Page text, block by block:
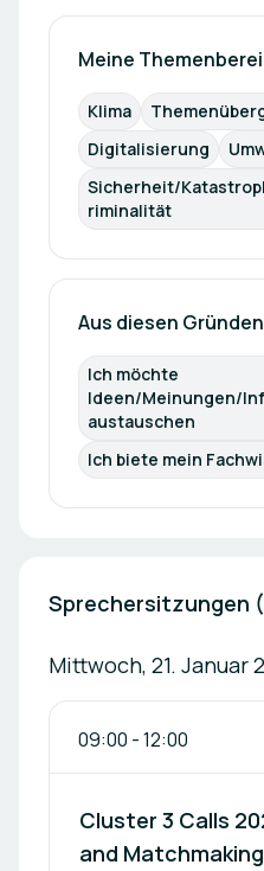
Meine
Klima
Digitalisierung
Sicherheit/
riminalität
Aus diesen
Ich möchte
Ideen/Meinungen/
austauschen
Ich biete mein
Sprechersitzungen
Mittwoch, 21. Januar
09:00 -12:00
Cluster 3 Calls
and